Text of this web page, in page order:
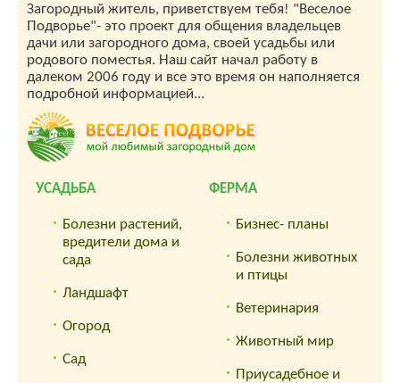
Загородный житель, приветствуем тебя! "Веселое
Подворье"- это проект для общения владельцев
дачи или загородного дома, своей усадьбы или
родового поместья. Наш сайт начал работу в
далеком 2006 году и все это время он наполняется
подробной информацией...
УСАДЬБА
Болезни растений,
вредители дома и
сада
Ландшафт
Огород
Сад
ФЕРМА
Бизнес- планы
Болезни животных
и птицы
Ветеринария
Животный мир
Приусадебное и